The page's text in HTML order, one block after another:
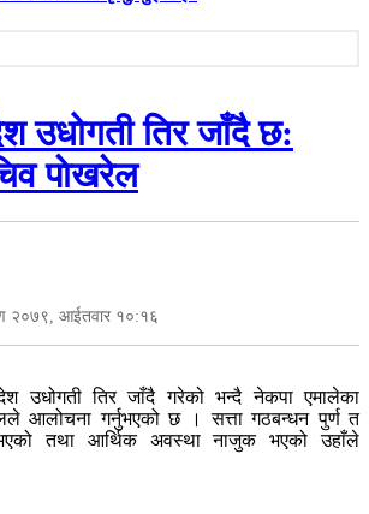
उधोगती तिर जाँदै छ:
पाेखरेल
२०७९, आईतवार १०:१६
उधोगती तिर जाँदै गरेको भन्दै नेकपा एमालेका
आलोचना गर्नुभएको छ । सत्ता गठबन्धन पुर्ण त
तथा आर्थिक अवस्था नाजुक भएको उहाँले